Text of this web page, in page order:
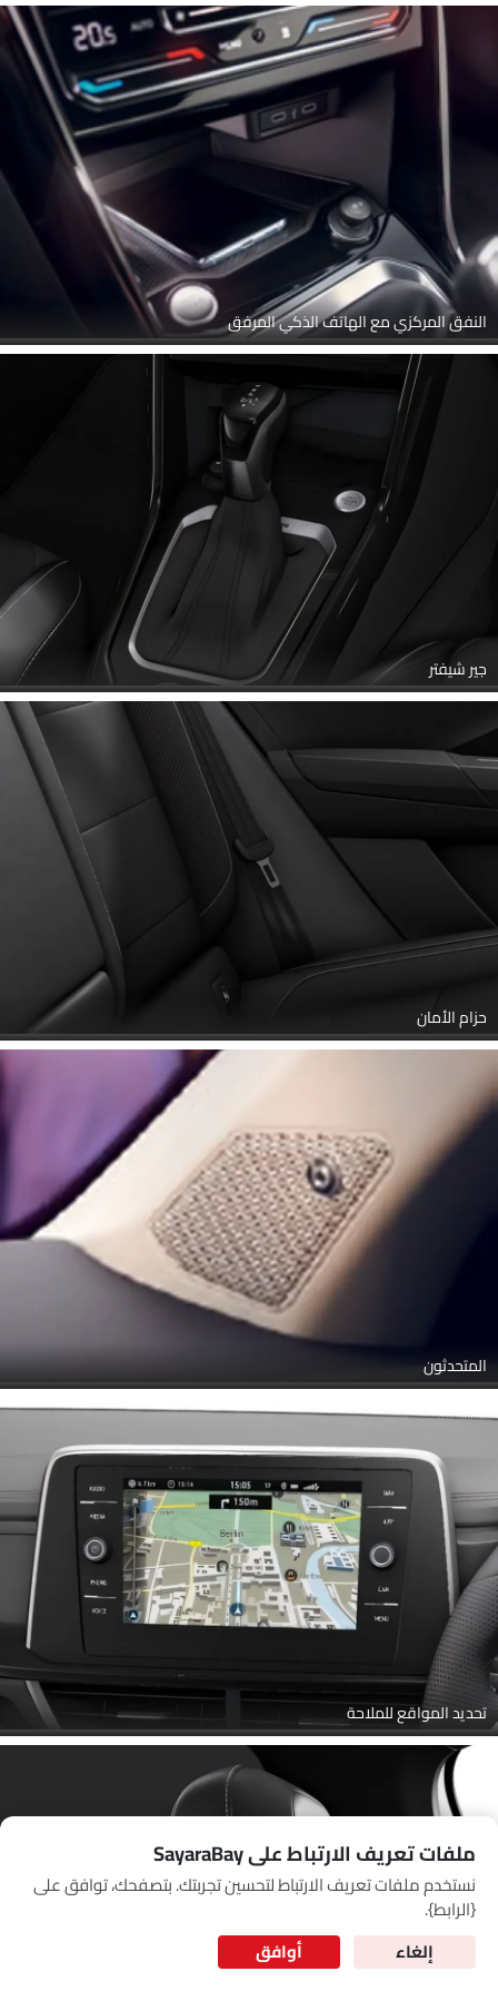
النفق المركزي مع الهاتف الذكي المرفق
جير شيفتر
حزام الأمان
المتحدثون
تحديد المواقع للملاحة
ملفات تعريف الارتباط على SayaraBay
نستخدم ملفات تعريف الارتباط لتحسين تجربتك. بتصفحك، توافق على
{الرابط}.
إلغاء
أوافق
for Better Experience & Regular updates
I have read and agree to the of Cardekho
SEA
Link Your Google Account
Link Your Facebook Account